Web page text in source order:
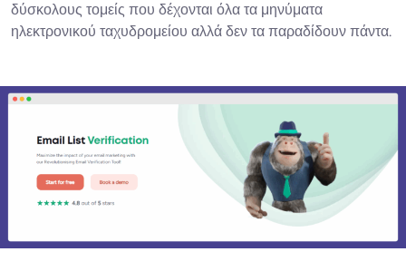
δύσκολους τομείς που δέχονται όλα τα μηνύματα
ηλεκτρονικού ταχυδρομείου αλλά δεν τα παραδίδουν πάντα.